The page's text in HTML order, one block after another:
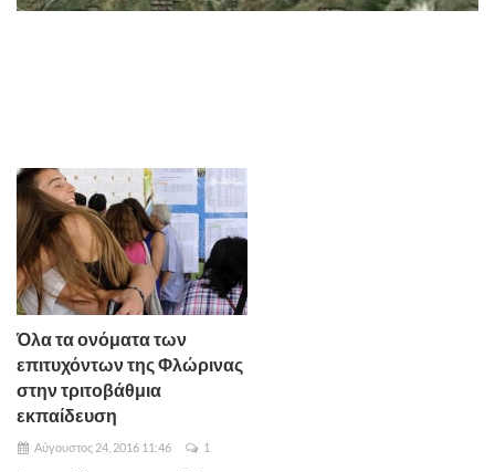
Όλα τα ονόματα των
επιτυχόντων της Φλώρινας
στην τριτοβάθμια
εκπαίδευση
Αύγουστος 24, 2016 11:46 1